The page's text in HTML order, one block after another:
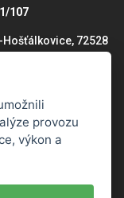
107
Hošťálkovice, 72528
provozu
výkon a